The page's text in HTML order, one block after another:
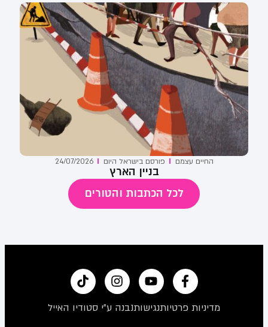
החיים עצמם פורסם בישראל היום 24/07/2026
בניין הארץ
לכל הכתבות והטורים
מדיניות פרטיותנגישותנבנה ע"י סטודיו האייל